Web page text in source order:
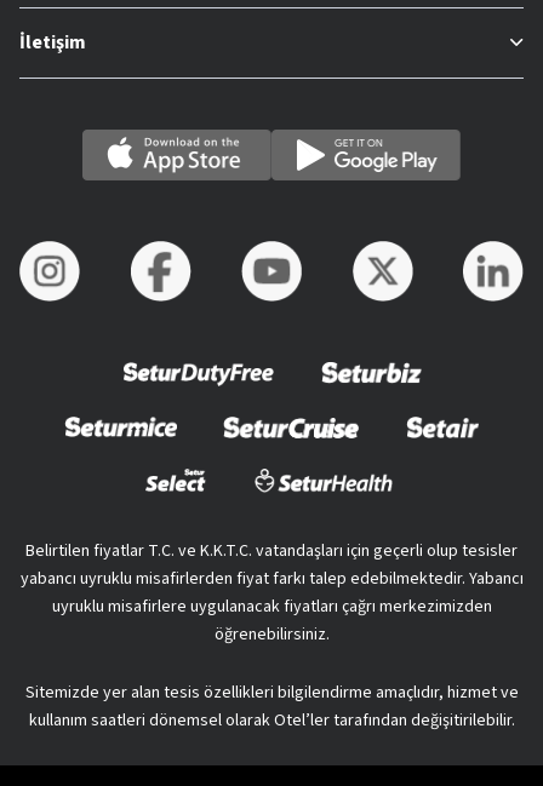
İletişim
Belirtilen fiyatlar T.C. ve K.K.T.C. vatandaşları için geçerli olup tesisler
yabancı uyruklu misafirlerden fiyat farkı talep edebilmektedir. Yabancı
uyruklu misafirlere uygulanacak fiyatları çağrı merkezimizden
öğrenebilirsiniz.
Sitemizde yer alan tesis özellikleri bilgilendirme amaçlıdır, hizmet ve
kullanım saatleri dönemsel olarak Otel’ler tarafından değişitirilebilir.